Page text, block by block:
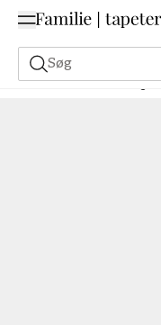
Søg
Malerfarve Bestilling